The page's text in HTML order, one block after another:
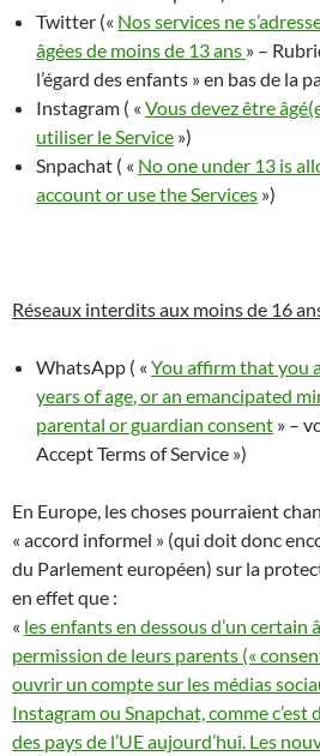
Twitter (« Nos services ne
âgées de moins de 13 ans » –
l’égard des enfants » en bas de la
Instagram ( « Vous devez être
utiliser le Service »)
Snpachat ( « No one under 13 is
account or use the Services »)
Réseaux interdits aux moins de 16
WhatsApp ( « You affirm that you
years of age , or an emancipated
parental or guardian consent » –
Accept Terms of Service »)
En Europe, les choses pourraient
« accord informel » (qui doit donc
du Parlement européen) sur la
en effet que :
« les enfants en dessous d’un
permission de leurs parents («
ouvrir un compte sur les médias
Instagram ou Snapchat, comme c’est
des pays de l’UE aujourd’hui. Les